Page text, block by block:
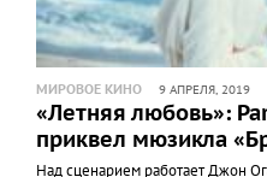
МИРОВОЕ КИНО 9 АПРЕЛЯ, 2019
«Летняя любовь»:
приквел мюзикла
Над сценарием работает Джон